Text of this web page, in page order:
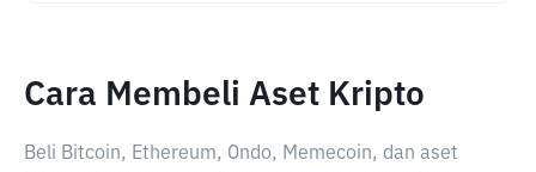
Cara Membeli Aset Kripto
Beli Bitcoin, Ethereum, Ondo, Memecoin, dan aset